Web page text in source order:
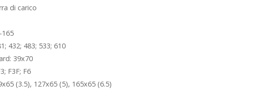
di carico
165
432; 483; 533; 610
39x70
F3F; F6
(3.5), 127x65 (5), 165x65 (6.5)